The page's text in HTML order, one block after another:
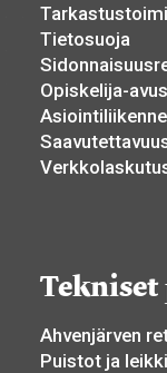
Tarkastustoimi
Tietosuoja
Opiskelija-
Ahvenjärven
Puistot ja